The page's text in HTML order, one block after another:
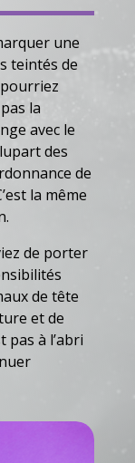
une
teintés de
la
avec le
des
de
la même
de porter
de tête
et de
pas à l’abri